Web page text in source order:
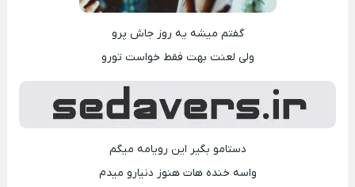
گفتم میشه یه روز جاش پرو
ولی لعنت بهت فقط خواست تورو
دستامو بگیر این رویامه میگم
واسه خنده هات هنوز دنیارو میدم